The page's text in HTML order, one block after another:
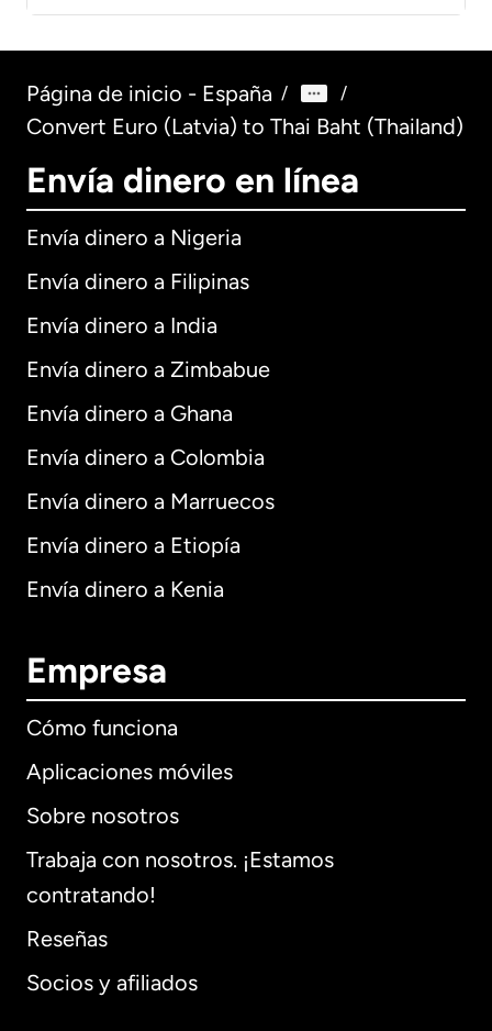
Página de inicio - España / /
Convert Euro (Latvia) to Thai Baht (Thailand)
Envía dinero en línea
Envía dinero a Nigeria
Envía dinero a Filipinas
Envía dinero a India
Envía dinero a Zimbabue
Envía dinero a Ghana
Envía dinero a Colombia
Envía dinero a Marruecos
Envía dinero a Etiopía
Envía dinero a Kenia
Empresa
Cómo funciona
Aplicaciones móviles
Sobre nosotros
Trabaja con nosotros. ¡Estamos
contratando!
Reseñas
Socios y afiliados